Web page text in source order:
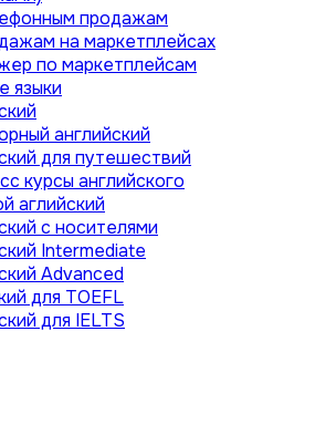
продажам
на маркетплейсах
по маркетплейсам
языки
английский
для путешествий
курсы английского
аглийский
с носителями
Intermediate
Advanced
для TOEFL
для IELTS